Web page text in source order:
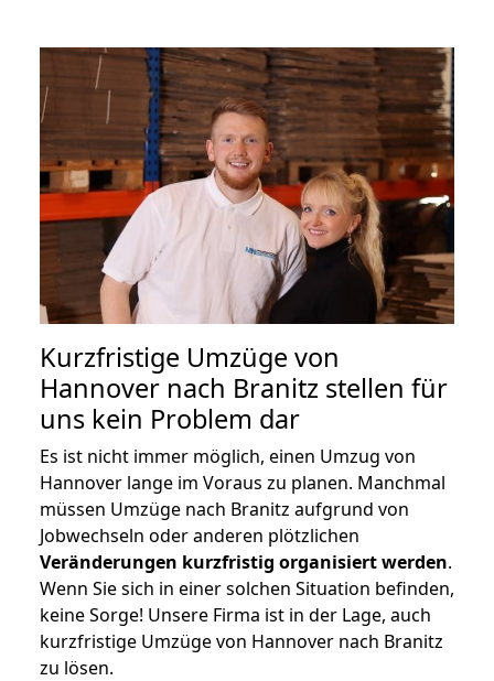
Kurzfristige Umzüge von
Hannover nach Branitz stellen für
uns kein Problem dar
Es ist nicht immer möglich, einen Umzug von
Hannover lange im Voraus zu planen. Manchmal
müssen Umzüge nach Branitz aufgrund von
Jobwechseln oder anderen plötzlichen
Veränderungen kurzfristig organisiert werden.
Wenn Sie sich in einer solchen Situation befinden,
keine Sorge! Unsere Firma ist in der Lage, auch
kurzfristige Umzüge von Hannover nach Branitz
zu lösen.